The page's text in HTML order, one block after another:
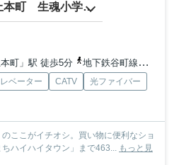
グランドメゾン大阪上本町 生魂小学校区
町」駅 徒歩5分
地下鉄谷町線「谷町九丁目」駅 徒歩6分
ベーター CATV
光ファイバー
ここがイチオシ。買い物に便利なショ
ハイハイタウン」まで463... もっと見